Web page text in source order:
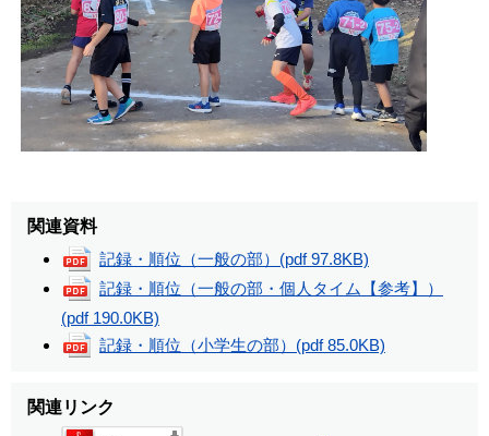
関連資料
記録・順位（一般の部） (pdf 97.8KB)
記録・順位（一般の部・個人タイム【参考】）
(pdf 190.0KB)
記録・順位（小学生の部） (pdf 85.0KB)
関連リンク